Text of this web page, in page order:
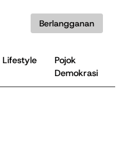
Berlangganan
Lifestyle
Pojok
Demokrasi